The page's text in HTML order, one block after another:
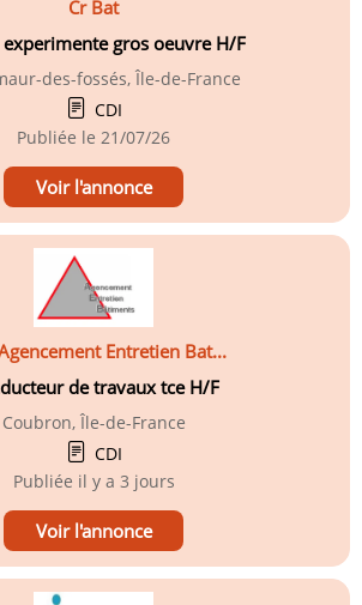
Cr Bat
gros oeuvre H/F
des-fossés, Île-de-France
CDI
Publiée le 21/07/26
Voir l'annonce
Entretien Bat...
de travaux tce H/F
Coubron, Île-de-France
CDI
Publiée il y a 3 jours
Voir l'annonce